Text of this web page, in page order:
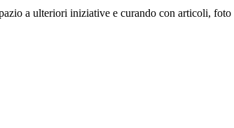
a ulteriori iniziative e curando con articoli,